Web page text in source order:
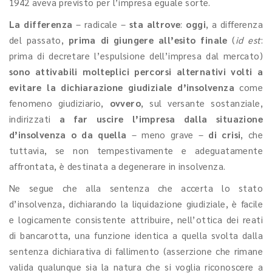
La differenza – radicale – sta altrove: oggi, a differenza
del passato, prima di giungere all’esito finale (id est:
prima di decretare l’espulsione dell’impresa dal mercato)
sono attivabili molteplici percorsi alternativi volti a
evitare la dichiarazione giudiziale d’insolvenza come
fenomeno giudiziario, ovvero, sul versante sostanziale,
indirizzati a far uscire l’impresa dalla situazione
d’insolvenza o da quella – meno grave – di crisi, che
tuttavia, se non tempestivamente e adeguatamente
affrontata, è destinata a degenerare in insolvenza.
Ne segue che alla sentenza che accerta lo stato
d’insolvenza, dichiarando la liquidazione giudiziale, è facile
e logicamente consistente attribuire, nell’ottica dei reati
di bancarotta, una funzione identica a quella svolta dalla
sentenza dichiarativa di fallimento (asserzione che rimane
valida qualunque sia la natura che si voglia riconoscere a